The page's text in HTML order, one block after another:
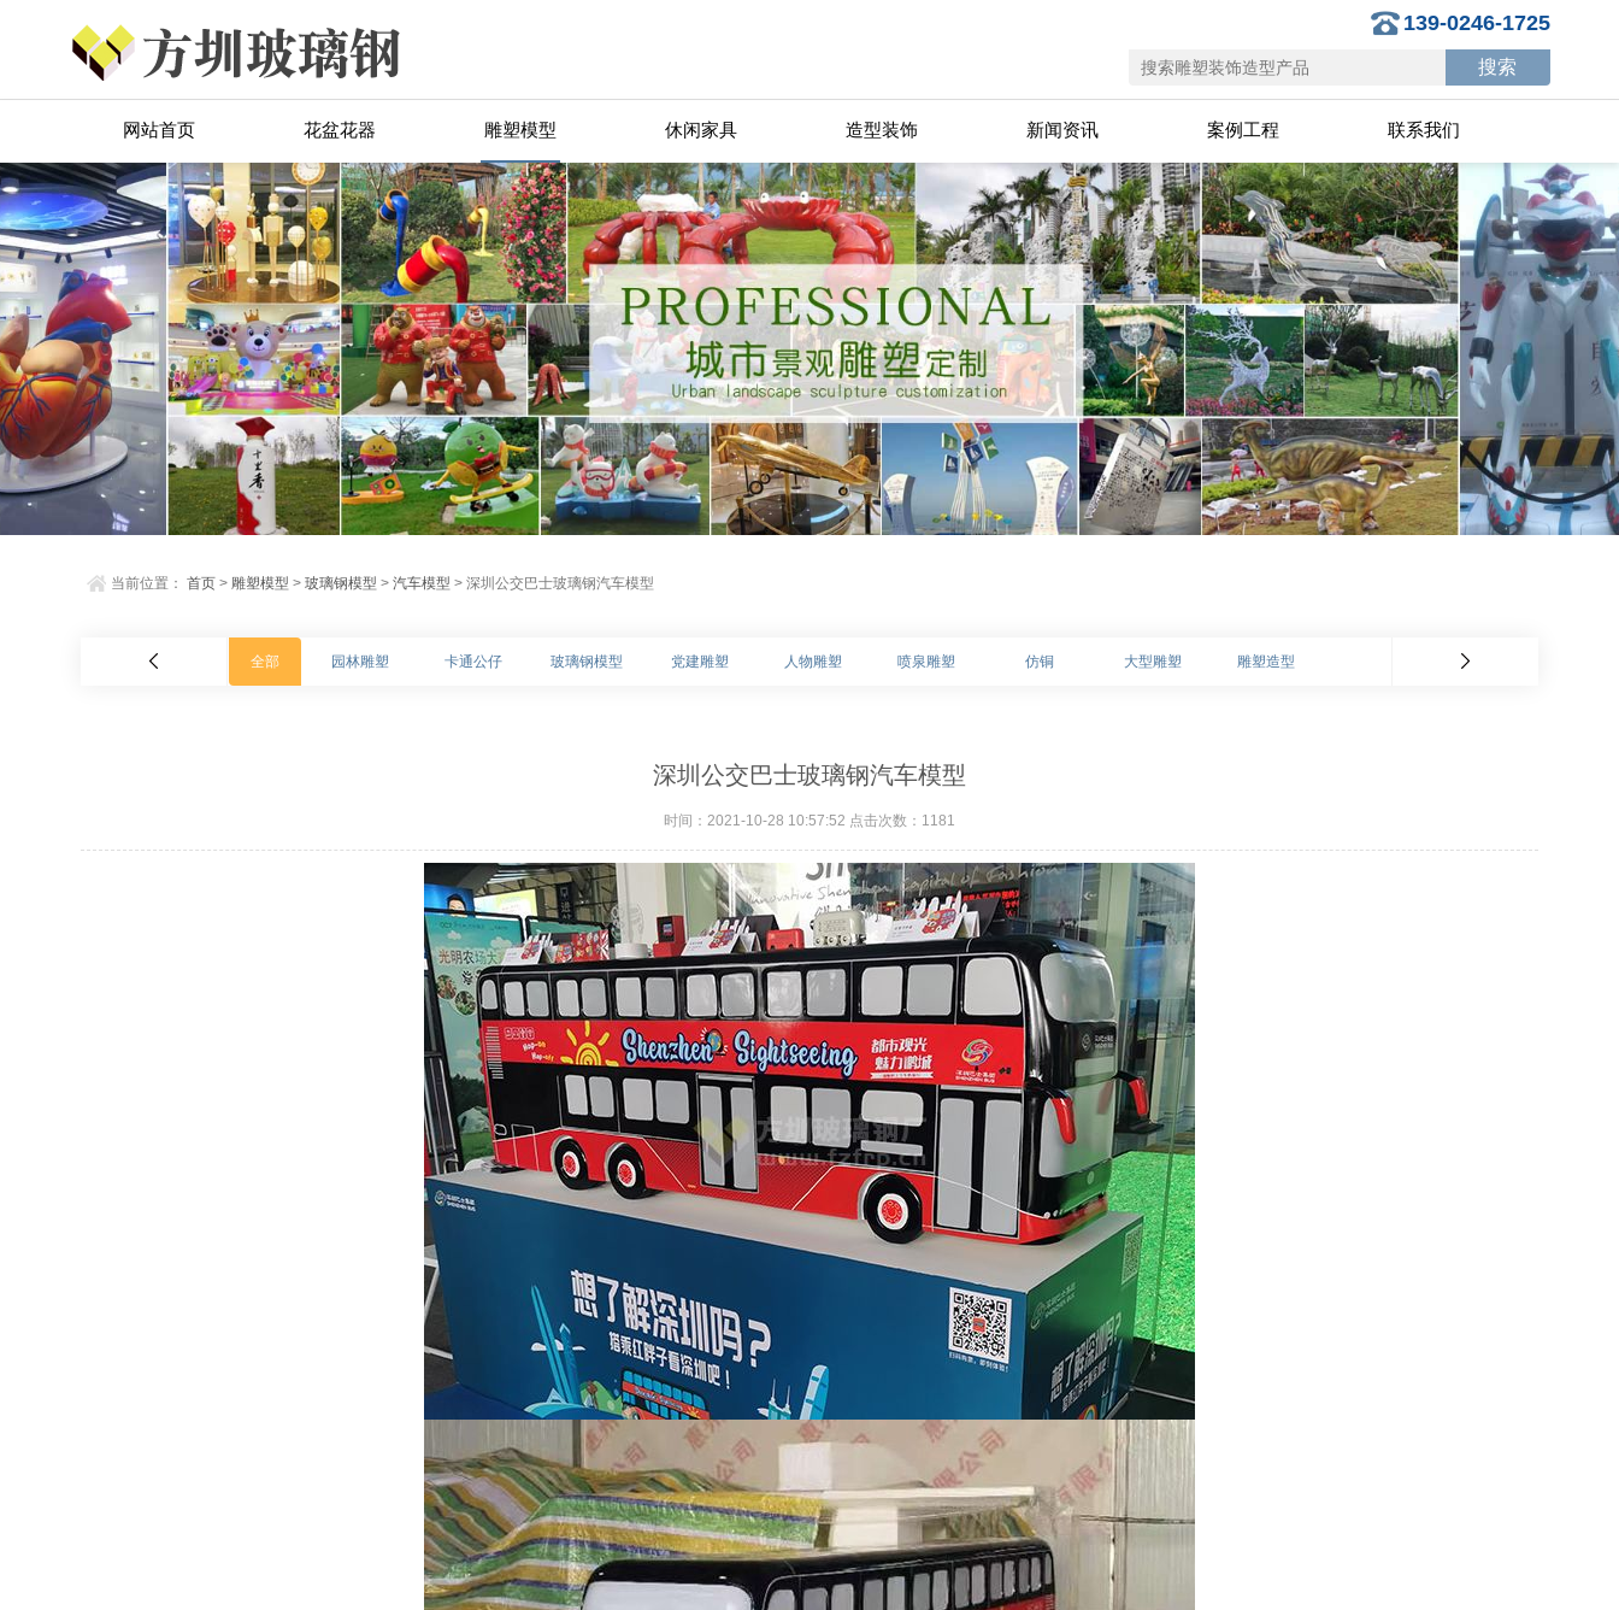
139-0246-1725
网站首页 花盆花器 雕塑模型 休闲家具 造型装饰 新闻资讯 案例工程 联系我们
当前位置：首页 >雕塑模型 >玻璃钢模型 >汽车模型 > 深圳公交巴士玻璃钢汽车模型
全部 园林雕塑 卡通公仔 玻璃钢模型 党建雕塑 人物雕塑 喷泉雕塑 仿铜 大型雕塑 雕塑造型
深圳公交巴士玻璃钢汽车模型
时间：2021-10-28 10:57:52 点击次数： 1181